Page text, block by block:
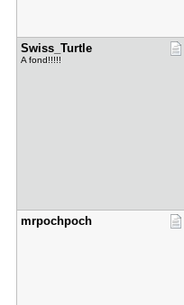
Swiss_Turt​le
A fond!!!!!
mrpochpoch